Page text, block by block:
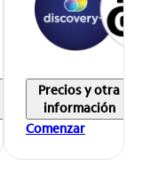
Precios y otra
información
Comenzar